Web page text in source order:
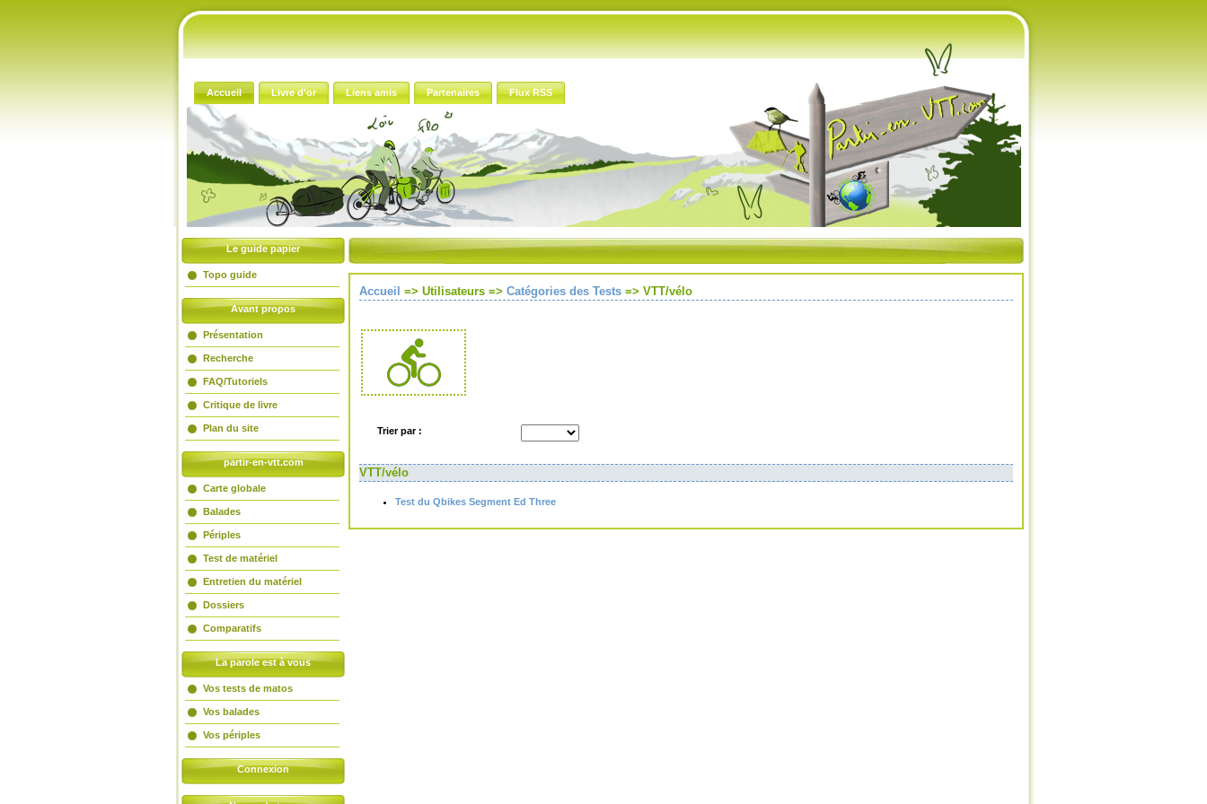
Accueil Livre d'or Liens amis Partenaires Flux RSS
Le guide papier
Topo guide
Avant propos
Présentation
Recherche
FAQ/Tutoriels
Critique de livre
Plan du site
partir-en-vtt.com
Carte globale
Balades
Périples
Test de matériel
Entretien du matériel
Dossiers
Comparatifs
La parole est à vous
Vos tests de matos
Vos balades
Vos périples
Connexion
Accueil => Utilisateurs => Catégories des Tests => VTT/vélo
Trier par :
VTT/vélo
Test du Qbikes Segment Ed Three